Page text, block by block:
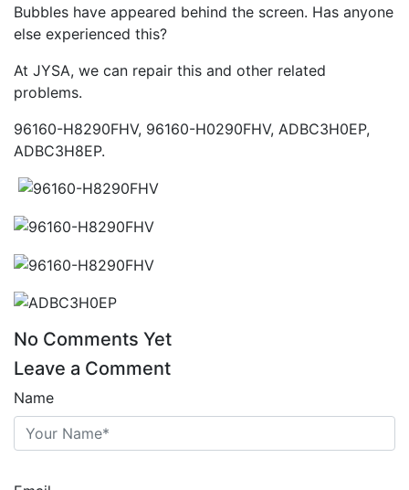
Bubbles have appeared behind the screen. Has anyone
else experienced this?
At JYSA, we can repair this and other related
problems.
96160-H8290FHV, 96160-H0290FHV, ADBC3H0EP,
ADBC3H8EP.
No Comments Yet
Leave a Comment
Name